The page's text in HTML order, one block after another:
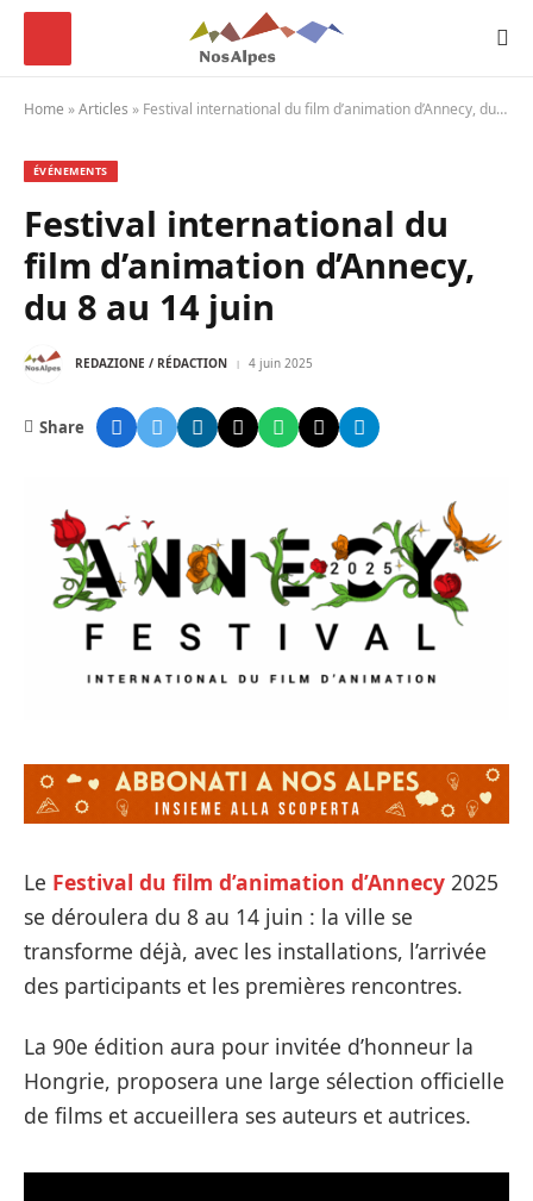
Home »Articles » Festival international du film d’animation d’Annecy, du 8 au 14 juin
ÉVÉNEMENTS
Festival international du
film d’animation d’Annecy,
du 8 au 14 juin
REDAZIONE / RÉDACTION 4 juin 2025
Share
Le Festival du film d’animation d’Annecy 2025
se déroulera du 8 au 14 juin : la ville se
transforme déjà, avec les installations, l’arrivée
des participants et les premières rencontres.
La 90e édition aura pour invitée d’honneur la
Hongrie, proposera une large sélection officielle
de films et accueillera ses auteurs et autrices.